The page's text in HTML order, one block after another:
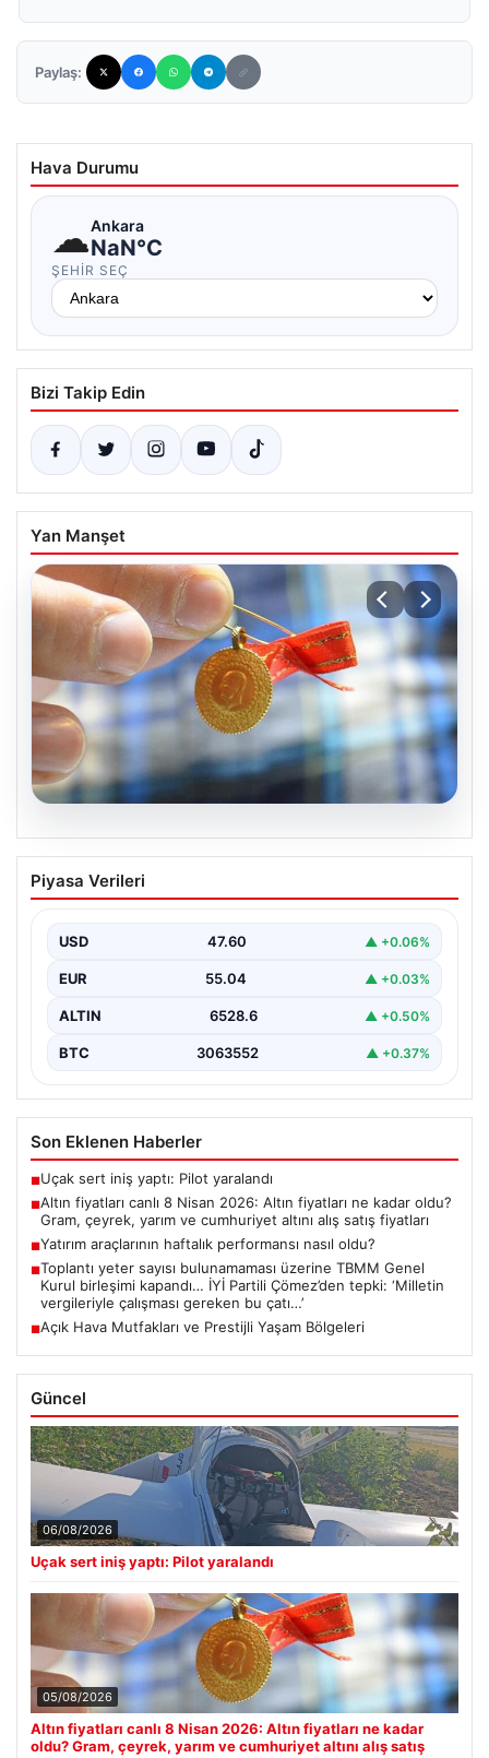
Paylaş:
Hava Durumu
☁Ankara
NaN°C
ŞEHIR SEÇ
Bizi Takip Edin
Yan Manşet
05.08.2026
Altın fiyatları canlı 8 Nisan 2026: Altın
fiyatları ne kadar oldu? Gram, çeyrek,
fiyatları
{ "title": "8 Nisan 2026 Altın Fiyatları Canlı Takip: Gram,
Çeyrek ve Cumhuriyet Altını…
Piyasa Verileri
USD 47.60 ▲ +0.06%
EUR 55.04 ▲ +0.03%
ALTIN 6528.6 ▲ +0.50%
BTC 3063552 ▲ +0.37%
Son Eklenen Haberler
■Uçak sert iniş yaptı: Pilot yaralandı
■Altın fiyatları canlı 8 Nisan 2026: Altın fiyatları ne kadar oldu?
Gram, çeyrek, yarım ve cumhuriyet altını alış satış fiyatları
■Yatırım araçlarının haftalık performansı nasıl oldu?
■Toplantı yeter sayısı bulunamaması üzerine TBMM Genel
Kurul birleşimi kapandı… İYİ Partili Çömez’den tepki: ‘Milletin
vergileriyle çalışması gereken bu çatı…’
■Açık Hava Mutfakları ve Prestijli Yaşam Bölgeleri
Güncel
06/08/2026
Uçak sert iniş yaptı: Pilot yaralandı
05/08/2026
Altın fiyatları canlı 8 Nisan 2026: Altın fiyatları ne kadar
oldu? Gram, çeyrek, yarım ve cumhuriyet altını alış satış